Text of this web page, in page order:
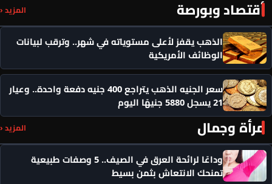
أقتصاد وبورصة المزيد ‹
الذهب يقفز لأعلى مستوياته في شهر.. وترقب لبيانات
الوظائف الأمريكية
سعر الجنيه الذهب يتراجع 400 جنيه دفعة واحدة.. وعيار
21 يسجل 5880 جنيهًا اليوم
مرأة وجمال المزيد ‹
وداعًا لرائحة العرق في الصيف.. 5 وصفات طبيعية
تمنحك الانتعاش بثمن بسيط